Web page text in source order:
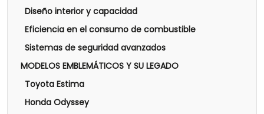
Diseño interior y capacidad
Eficiencia en el consumo de combustible
Sistemas de seguridad avanzados
MODELOS EMBLEMÁTICOS Y SU LEGADO
Toyota Estima
Honda Odyssey